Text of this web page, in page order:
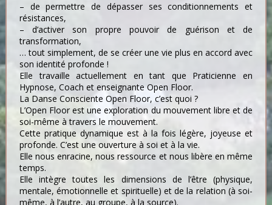
– de permettre de dépasser ses conditionnements et
résistances,
– d’activer son propre pouvoir de guérison et de
transformation,
… tout simplement, de se créer une vie plus en accord avec
son identité profonde !
Elle travaille actuellement en tant que Praticienne en
Hypnose, Coach et enseignante Open Floor.
La Danse Consciente Open Floor, c’est quoi ?
L’Open Floor est une exploration du mouvement libre et de
soi-même à travers le mouvement.
Cette pratique dynamique est à la fois légère, joyeuse et
profonde. C’est une ouverture à soi et à la vie.
Elle nous enracine, nous ressource et nous libère en même
temps.
Elle intègre toutes les dimensions de l’être (physique,
mentale, émotionnelle et spirituelle) et de la relation (à soi-
même, à l’autre, au groupe, à la source).